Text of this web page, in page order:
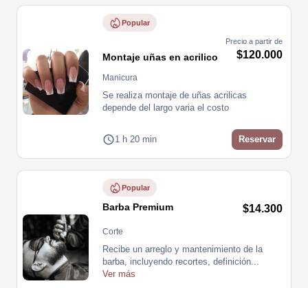
Popular
Montaje uñas en acrilico
Precio a partir de
$120.000
Manicura
Se realiza montaje de uñas acrilicas
depende del largo varia el costo
1 h 20 min Reservar
Popular
Barba Premium $14.300
Corte
Recibe un arreglo y mantenimiento de la
barba, incluyendo recortes, definición...
Ver más